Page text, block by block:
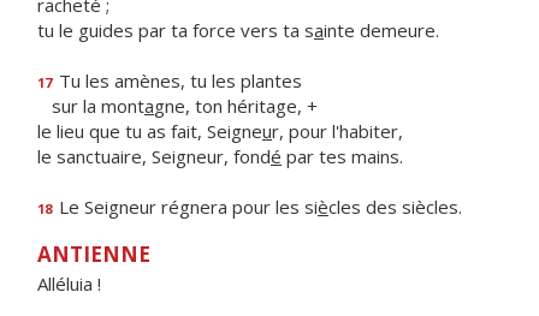
racheté ;
tu le guides par ta force vers ta sainte demeure.
17 Tu les amènes, tu les plantes
sur la montagne, ton héritage, +
le lieu que tu as fait, Seigneur, pour l'habiter,
le sanctuaire, Seigneur, fondé par tes mains.
18 Le Seigneur régnera pour les siècles des siècles.
ANTIENNE
Alléluia !